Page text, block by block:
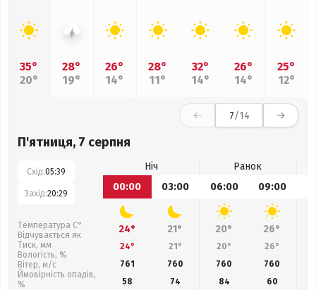
35°
20°
28°
19°
26°
14°
28°
11°
32°
14°
26°
14°
25°
12°
7/14
П'ятниця, 7 серпня
Схід:05:39
Захід:20:29
Температура С°
Відчувається як
Тиск, мм
Вологість, %
Вітер, м/с
Ймовірність опадів,
%
Ніч
Ранок
00:00
03:00 06:00 09:00
24° 21° 20° 26°
24° 21° 20° 26°
761
760 760 760
58
74 84 60